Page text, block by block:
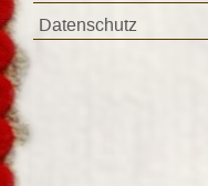
Datenschutz